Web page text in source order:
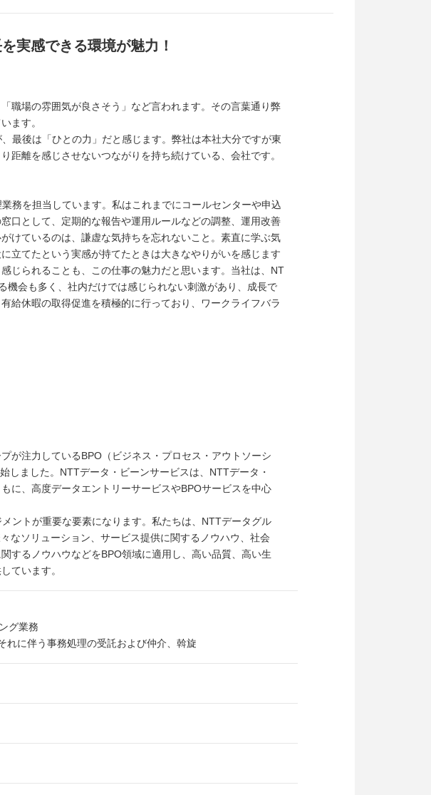
実感できる環境が魅力！
職場の雰囲気が良さそう」など言われます。その言葉通り弊
ます。
最後は「ひとの力」だと感じます。弊社は本社大分ですが東
距離を感じさせないつながりを持ち続けている、会社です。
務を担当しています。私はこれまでにコールセンターや申込
口として、定期的な報告や運用ルールなどの調整、運用改善
けているのは、謙虚な気持ちを忘れないこと。素直に学ぶ気
立てたという実感が持てたときは大きなやりがいを感じます
じられることも、この仕事の魅力だと思います。当社は、NT
会も多く、社内だけでは感じられない刺激があり、成長で
給休暇の取得促進を積極的に行っており、ワークライフバラ
が注力しているBPO（ビジネス・プロセス・アウトソーシ
しました。NTTデータ・ビーンサービスは、NTTデータ・
に、高度データエントリーサービスやBPOサービスを中心
ントが重要な要素になります。私たちは、NTTデータグル
なソリューション、サービス提供に関するノウハウ、社会
するノウハウなどをBPO領域に適用し、高い品質、高い生
ています。
グ業務
れに伴う事務処理の受託および仲介、斡旋